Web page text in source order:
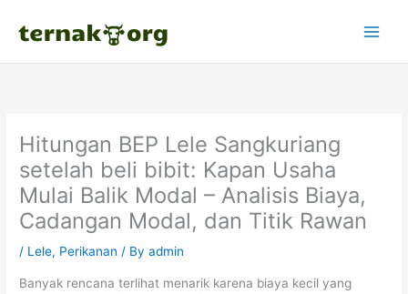
Hitungan BEP Lele Sangkuriang
setelah beli bibit: Kapan Usaha
Mulai Balik Modal – Analisis Biaya,
Cadangan Modal, dan Titik Rawan
/ Lele, Perikanan / Byadmin
Banyak rencana terlihat menarik karena biaya kecil yang